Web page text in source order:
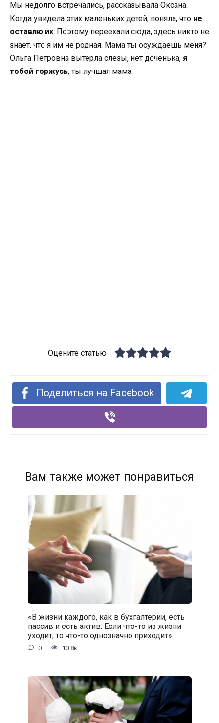
Мы недолго встречались, рассказывала Оксана.
Когда увидела этих маленьких детей, поняла, что не
оставлю их. Поэтому переехали сюда, здесь никто не
знает, что я им не родная. Мама ты осуждаешь меня?
Ольга Петровна вытерла слезы, нет доченька, я
тобой горжусь, ты лучшая мама.
Оцените статью
Поделиться на Facebook
Вам также может понравиться
«В жизни каждого, как в бухгалтерии, есть
пассив и есть актив. Если что-то из жизни
уходит, то что-то однозначно приходит»
0 10.8к.